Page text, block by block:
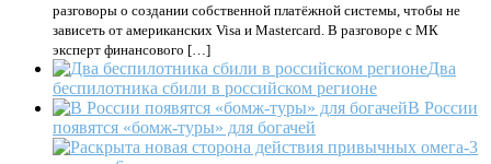
разговоры о создании собственной платёжной системы, чтобы не
зависеть от американских Visa и Mastercard. В разговоре с МК
эксперт финансового […]
Два
беспилотника сбили в российском регионе
В России
появятся «бомж-туры» для богачей